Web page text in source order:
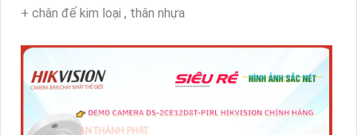
+ chân đế kim loại , thân nhựa